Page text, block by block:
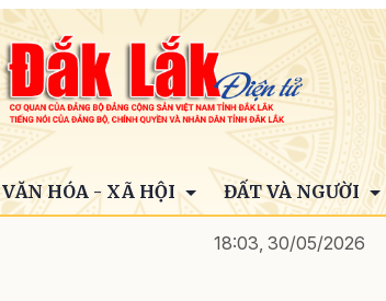
VĂN HÓA - XÃ HỘI ĐẤT VÀ NGƯỜI
18:03, 30/05/2026